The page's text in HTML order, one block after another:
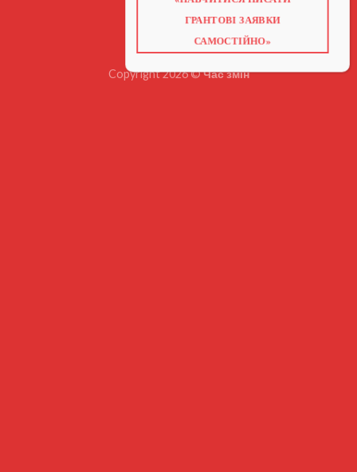
ВІДЕО ПРО ГРАНТИ
Copyright 2026 ©Час змін
ГРАНТОВІ ЗАЯВКИ
САМОСТІЙНО»